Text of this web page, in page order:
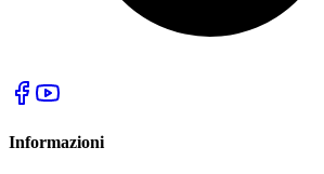
Informazioni